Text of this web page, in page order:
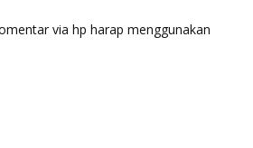
via hp harap menggunakan